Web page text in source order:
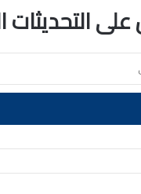
التحديثات